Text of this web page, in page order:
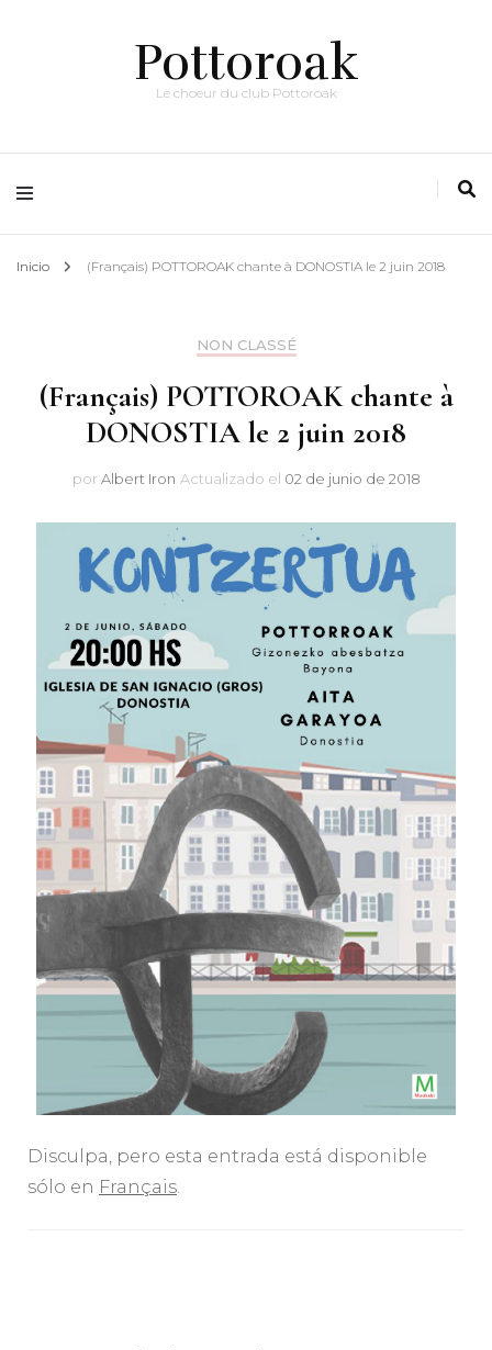
Pottoroak
Le choeur du club Pottoroak
Inicio (Français) POTTOROAK chante à DONOSTIA le 2 juin 2018
NON CLASSÉ
(Français) POTTOROAK chante à
DONOSTIA le 2 juin 2018
por Albert Iron Actualizado el 02 de junio de 2018
Disculpa, pero esta entrada está disponible
sólo en Français.